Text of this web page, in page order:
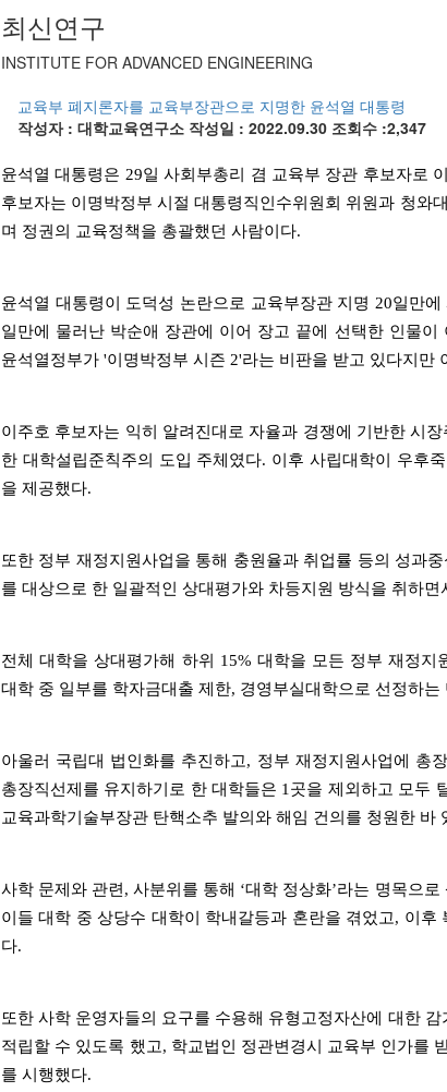
최신연구
INSTITUTE FOR ADVANCED ENGINEERING
교육부 폐지론자를 교육부장관으로 지명한 윤석열 대통령
작성자 : 대학교육연구소 작성일 : 2022.09.30 조회수 :2,347
윤석열 대통령은 29일 사회부총리 겸 교육부 장관 후보자로
후보자는 이명박정부 시절 대통령직인수위원회 위원과 청와
며 정권의 교육정책을 총괄했던 사람이다.
윤석열 대통령이 도덕성 논란으로 교육부장관 지명 20일만
일만에 물러난 박순애 장관에 이어 장고 끝에 선택한 인물
윤석열정부가 '이명박정부 시즌 2'라는 비판을 받고 있다지만
이주호 후보자는 익히 알려진대로 자율과 경쟁에 기반한 시
한 대학설립준칙주의 도입 주체였다. 이후 사립대학이 우후
을 제공했다.
또한 정부 재정지원사업을 통해 충원율과 취업률 등의 성과
를 대상으로 한 일괄적인 상대평가와 차등지원 방식을 취하
전체 대학을 상대평가해 하위 15% 대학을 모든 정부 재정
대학 중 일부를 학자금대출 제한, 경영부실대학으로 선정하
아울러 국립대 법인화를 추진하고, 정부 재정지원사업에 총
총장직선제를 유지하기로 한 대학들은 1곳을 제외하고 모두
교육과학기술부장관 탄핵소추 발의와 해임 건의를 청원한 바
사학 문제와 관련, 사분위를 통해 ‘대학 정상화’라는 명목으
이들 대학 중 상당수 대학이 학내갈등과 혼란을 겪었고, 이
다.
또한 사학 운영자들의 요구를 수용해 유형고정자산에 대한
적립할 수 있도록 했고, 학교법인 정관변경시 교육부 인가를
를 시행했다.